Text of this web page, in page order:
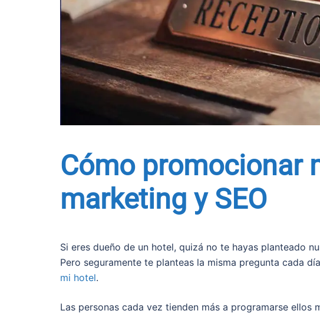
Cómo promocionar
marketing y SEO
Si eres dueño de un hotel, quizá no te hayas planteado
Pero seguramente te planteas la misma pregunta cada
mi hotel.
Las personas cada vez tienden más a programarse ellos